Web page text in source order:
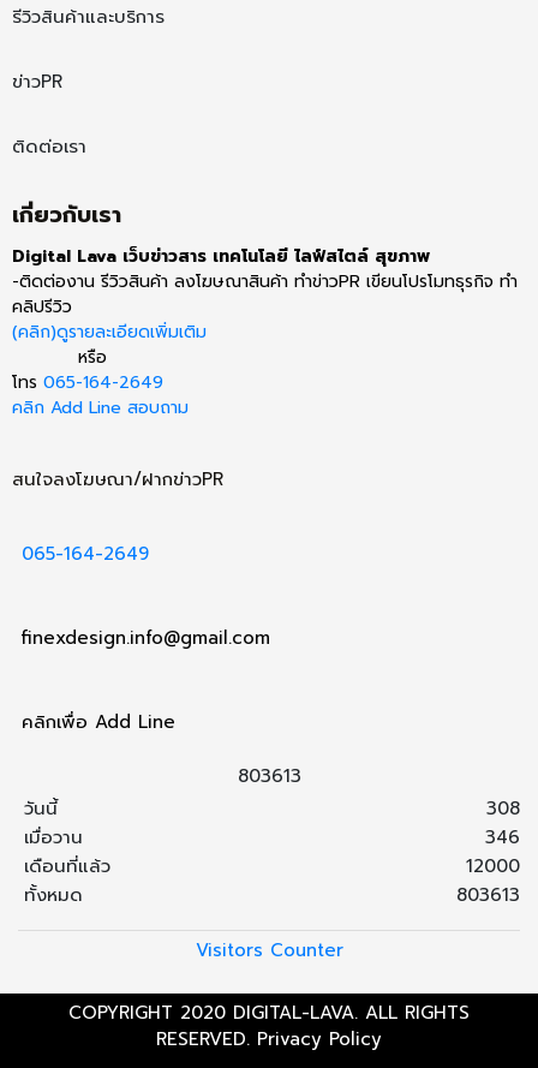
รีวิวสินค้าและบริการ
ข่าวPR
ติดต่อเรา
เกี่ยวกับเรา
Digital Lava เว็บข่าวสาร เทคโนโลยี ไลฟ์สไตล์ สุขภาพ
-ติดต่องาน รีวิวสินค้า ลงโฆษณาสินค้า ทำข่าวPR เขียนโปรโมทธุรกิจ ทำ
คลิปรีวิว
(คลิก)ดูรายละเอียดเพิ่มเติม
หรือ
โทร 065-164-2649
คลิก Add Line สอบถาม
สนใจลงโฆษณา/ฝากข่าวPR
065-164-2649
finexdesign.info@gmail.com
คลิกเพื่อ Add Line
803613
วันนี้
เมื่อวาน
เดือนที่แล้ว
ทั้งหมด
308
346
12000
803613
Visitors Counter
COPYRIGHT 2020 DIGITAL-LAVA. ALL RIGHTS
RESERVED. Privacy Policy